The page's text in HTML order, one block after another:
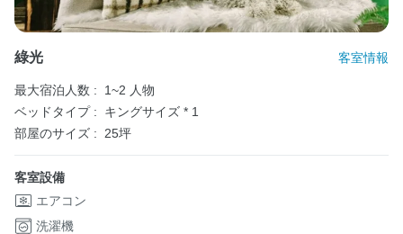
綠光 客室情報
最大宿泊人数 :
1~2 人物
ベッドタイプ :
キングサイズ * 1
部屋のサイズ :
25坪
客室設備
エアコン
洗濯機